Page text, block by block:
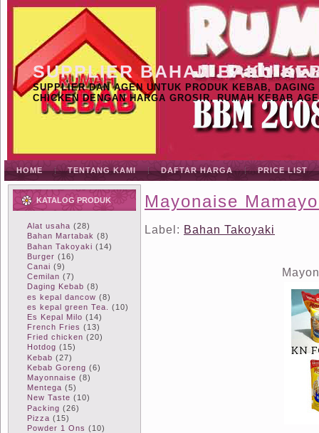
SUPPLIER BAHAN BAKU
SUPPLIER DAN AGEN UNTUK PRODUK KEBAB,
CHICKEN DENGAN HARGA GROSIR, RUMAH KEBAB
HOME TENTANG KAMI DAFTAR HARGA PRICE LIST
KATALOG PRODUK
Alat usaha (28)
Bahan Martabak (8)
Bahan Takoyaki (14)
Burger (16)
Canai (9)
Cemilan (7)
Daging Kebab (8)
es kepal dancow (8)
es kepal green Tea.
(10)
Es Kepal Milo (14)
French Fries (13)
Fried chicken (20)
Hotdog (15)
Kebab (27)
Kebab Goreng (6)
Mayonnaise (8)
Mentega (5)
New Taste (10)
Packing (26)
Pizza (15)
Powder 1 Ons (10)
Mayonaise
Label: Bahan Takoyaki